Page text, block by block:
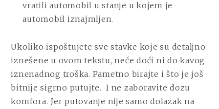
vratili automobil u stanje u kojem je
automobil iznajmljen.
Ukoliko ispoštujete sve stavke koje su detaljno
iznešene u ovom tekstu, neće doći ni do kavog
iznenadnog troška. Pametno birajte i što je još
bitnije sigrno putujte. I ne zaboravite dozu
komfora. Jer putovanje nije samo dolazak na